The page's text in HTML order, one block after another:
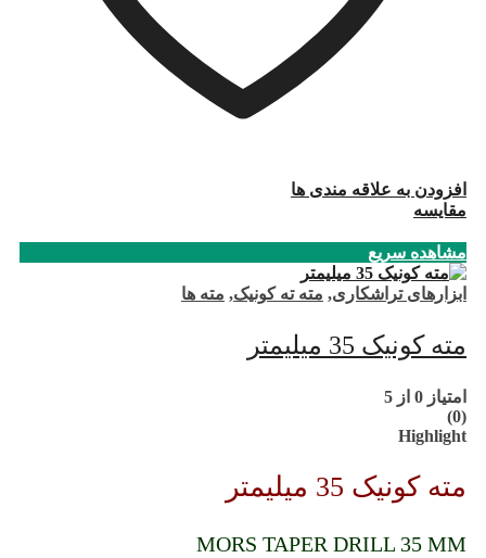
افزودن به علاقه مندی ها
مقایسه
مشاهده سریع
ابزارهای تراشکاری, مته ته کونیک, مته ها
مته کونیک 35 میلیمتر
امتیاز 0 از 5
(0)
Highlight
مته کونیک 35 میلیمتر
MORS TAPER DRILL 35 MM